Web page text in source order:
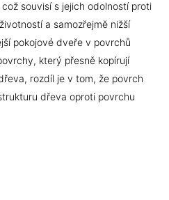
souvisí s jejich odolností proti
a samozřejmě nižší
pokojové dveře v povrchů
který přesně kopírují
rozdíl je v tom, že povrch
dřeva oproti povrchu